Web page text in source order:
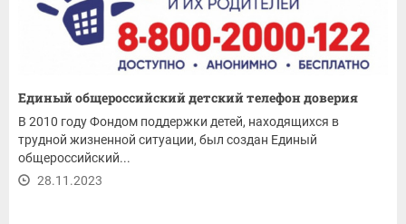
Единый общероссийский детский телефон доверия
В 2010 году Фондом поддержки детей, находящихся в
трудной жизненной ситуации, был создан Единый
общероссийский...
28.11.2023